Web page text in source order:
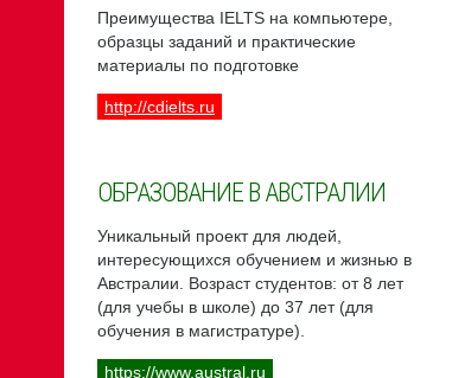
Преимущества IELTS на компьютере,
образцы заданий и практические
материалы по подготовке
http://cdielts.ru
ОБРАЗОВАНИЕ В АВСТРАЛИИ
Уникальный проект для людей,
интересующихся обучением и жизнью в
Австралии. Возраст студентов: от 8 лет
(для учебы в школе) до 37 лет (для
обучения в магистратуре).
https://www.austral.ru